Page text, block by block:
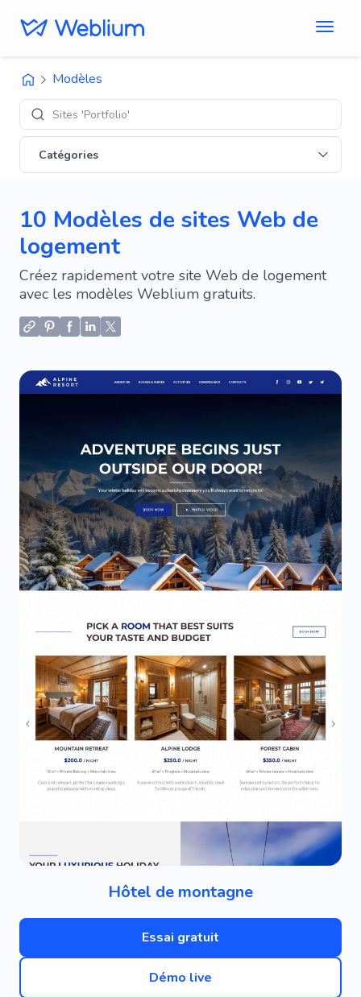
Modèles
Design
Catégories
10 Modèles de sites Web de
logement
Créez rapidement votre site Web de logement
avec les modèles Weblium gratuits.
Hôtel de montagne
Essai gratuit
Démo live